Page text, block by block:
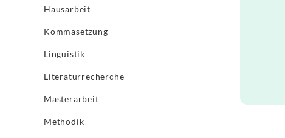
Hausarbeit
Kommasetzung
Linguistik
Literaturrecherche
Masterarbeit
Methodik